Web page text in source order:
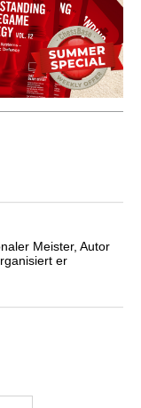
Meister, Autor
er